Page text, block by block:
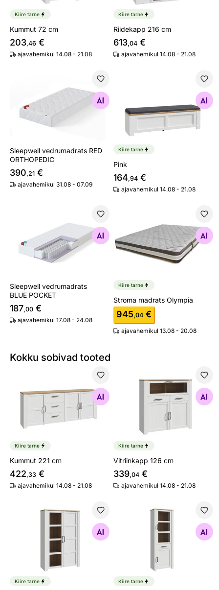
Kiire tarne
Kummut 72 cm
203,46 €
ajavahemikul 14.08 - 21.08
Kiire tarne
Riidekapp 216 cm
613,04 €
ajavahemikul 14.08 - 21.08
Sleepwell vedrumadrats RED ORTHOPEDIC
Sleepwell vedrumadrats RED
ORTHOPEDIC
390,21 €
ajavahemikul 31.08 - 07.09
Kiire tarne
Pink
164,94 €
ajavahemikul 14.08 - 21.08
Sleepwell vedrumadrats BLUE POCKET
Otsi sarnaseid
Sleepwell vedrumadrats
BLUE POCKET
187,00 €
ajavahemikul 17.08 - 24.08
Stroma madrats Olympia
Otsi sarnaseid
Kiire tarne
Stroma madrats Olympia
945,04 €
ajavahemikul 13.08 - 20.08
Kokku sobivad tooted
Otsi sarnaseid
Kiire tarne
Kummut 221 cm
422,33 €
ajavahemikul 14.08 - 21.08
Vitriinkapp 126 cm
Otsi sarnaseid
Kiire tarne
Vitriinkapp 126 cm
339,04 €
ajavahemikul 14.08 - 21.08
Kiire tarne
Vitriinkapp 72 cm
Otsi sarnaseid
Kiire tarne